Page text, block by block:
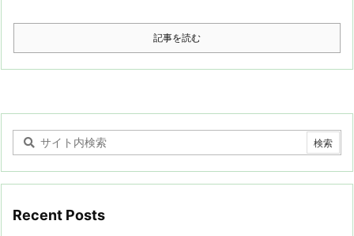
記事を読む
Recent Posts